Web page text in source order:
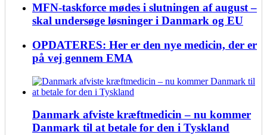
MFN-taskforce mødes i slutningen af august –
skal undersøge løsninger i Danmark og EU
OPDATERES: Her er den nye medicin, der er
på vej gennem EMA
Danmark afviste kræftmedicin – nu kommer
Danmark til at betale for den i Tyskland